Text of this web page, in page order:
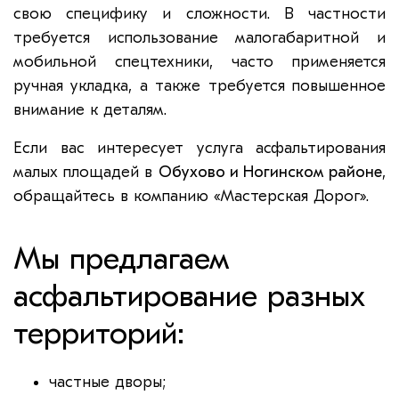
свою специфику и сложности. В частности
требуется использование малогабаритной и
мобильной спецтехники, часто применяется
ручная укладка, а также требуется повышенное
внимание к деталям.
Если вас интересует услуга асфальтирования
малых площадей в Обухово и Ногинском районе,
обращайтесь в компанию «Мастерская Дорог».
Мы предлагаем
асфальтирование разных
территорий:
частные дворы;